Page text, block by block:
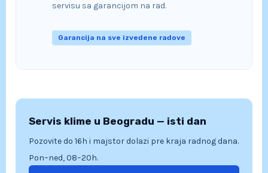
servisu sa garancijom na rad.
Garancija na sve izvedene radove
Servis klime u Beogradu — isti dan
Pozovite do 16h i majstor dolazi pre kraja radnog dana.
Pon–ned, 08–20h.